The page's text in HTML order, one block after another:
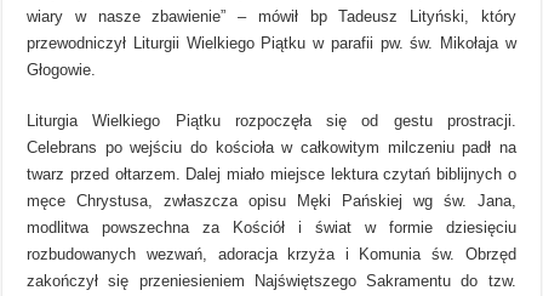
wiary w nasze zbawienie” – mówił bp Tadeusz Lityński, który
przewodniczył Liturgii Wielkiego Piątku w parafii pw. św. Mikołaja w
Głogowie.
Liturgia Wielkiego Piątku rozpoczęła się od gestu prostracji.
Celebrans po wejściu do kościoła w całkowitym milczeniu padł na
twarz przed ołtarzem. Dalej miało miejsce lektura czytań biblijnych o
męce Chrystusa, zwłaszcza opisu Męki Pańskiej wg św. Jana,
modlitwa powszechna za Kościół i świat w formie dziesięciu
rozbudowanych wezwań, adoracja krzyża i Komunia św. Obrzęd
zakończył się przeniesieniem Najświętszego Sakramentu do tzw.